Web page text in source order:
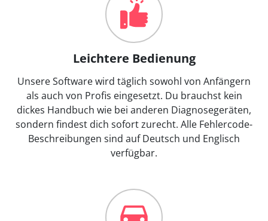
Leichtere Bedienung
Unsere Software wird täglich sowohl von Anfängern
als auch von Profis eingesetzt. Du brauchst kein
dickes Handbuch wie bei anderen Diagnosegeräten,
sondern findest dich sofort zurecht. Alle Fehlercode-
Beschreibungen sind auf Deutsch und Englisch
verfügbar.